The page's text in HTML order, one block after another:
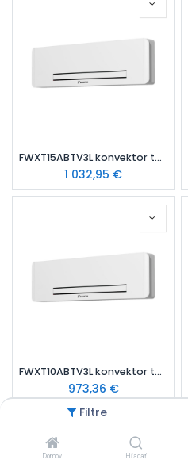
Filtre
Domov Hľadať
FWXT15ABTV3L konvektor tepelné čerpadla s výkonom 1,02 kW, pripojenie vľavo
1 032,95 €
FWXT10ABTV3L konvektor tepelné čerpadla s výkonom 0,79 kW, pripojenie vľavo
973,36 €